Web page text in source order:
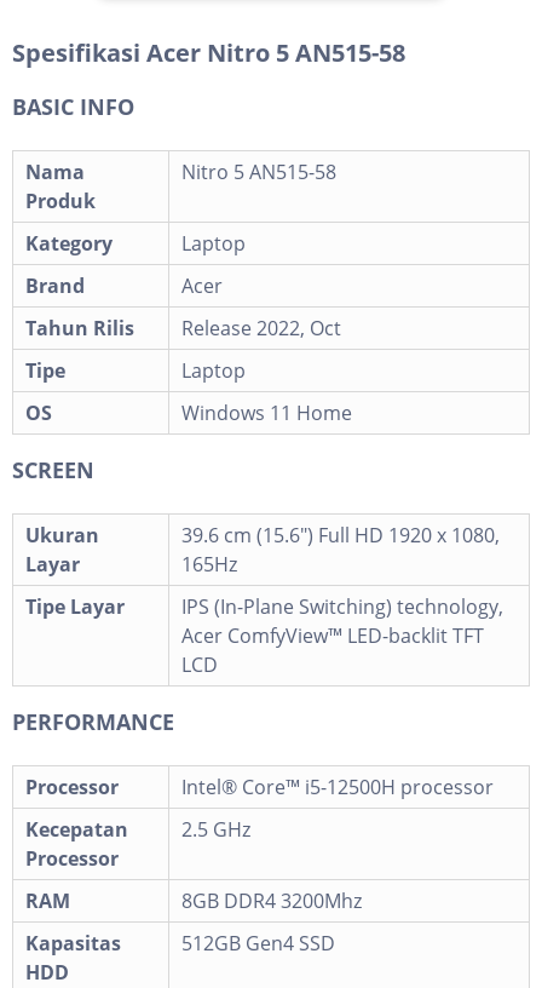
Spesifikasi Acer Nitro 5 AN515-58
BASIC INFO
Nama
Produk
Nitro 5 AN515-58
Kategory
Laptop
Brand
Acer
Tahun Rilis
Release 2022, Oct
Tipe
Laptop
OS
Windows 11 Home
SCREEN
Ukuran
Layar
39.6 cm (15.6") Full HD 1920 x 1080,
165Hz
Tipe Layar
IPS (In-Plane Switching) technology,
Acer ComfyView™ LED-backlit TFT
LCD
PERFORMANCE
Processor
Intel® Core™ i5-12500H processor
Kecepatan
Processor
2.5 GHz
RAM
8GB DDR4 3200Mhz
Kapasitas
HDD
512GB Gen4 SSD